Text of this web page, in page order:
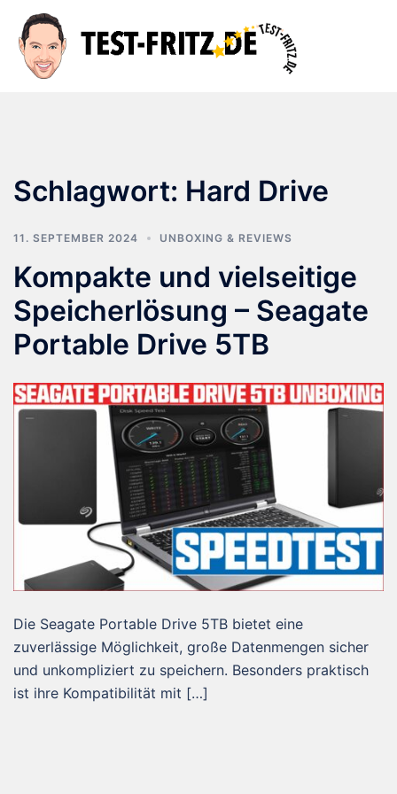
Inhalt
springen
Schlagwort: Hard Drive
11. SEPTEMBER 2024 UNBOXING & REVIEWS
Kompakte und vielseitige
Speicherlösung – Seagate
Portable Drive 5TB
Die Seagate Portable Drive 5TB bietet eine
zuverlässige Möglichkeit, große Datenmengen sicher
und unkompliziert zu speichern. Besonders praktisch
ist ihre Kompatibilität mit […]